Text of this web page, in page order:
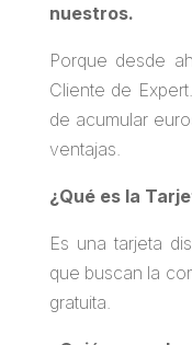
nuestros.
Porque desde
Cliente de
de acumular
ventajas.
¿Qué es la
Es una tarjeta
que buscan la
gratuita.